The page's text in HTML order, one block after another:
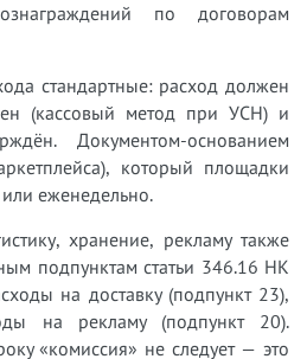
по договорам
стандартные: расход должен
(кассовый метод при УСН) и
Документом-основанием
который площадки
еженедельно.
хранение, рекламу также
подпунктам статьи 346.16 НК
на доставку (подпункт 23),
на рекламу (подпункт 20).
«комиссия» не следует — это